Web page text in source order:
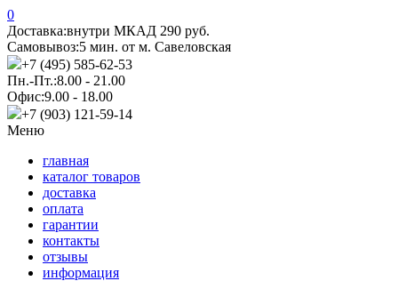
0
Доставка:внутри МКАД 290 руб.
Самовывоз:5 мин. от м. Савеловская
+7 (495) 585-62-53
Пн.-Пт.:8.00 - 21.00
Офис:9.00 - 18.00
+7 (903) 121-59-14
Меню
главная
каталог товаров
доставка
оплата
гарантии
контакты
отзывы
информация